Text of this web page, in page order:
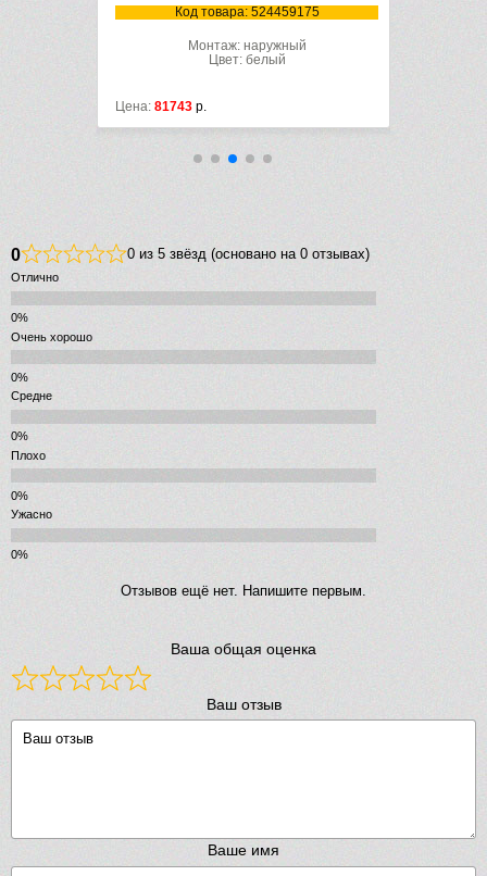
Код товара: 524459175
Монтаж: наружный
Цвет: белый
Цена: 81743 р.
0 0 из 5 звёзд (основано на 0 отзывах)
Отлично
Очень хорошо
Средне
Плохо
Ужасно
Отзывов ещё нет. Напишите первым.
Ваша общая оценка
Ваш отзыв
Ваше имя